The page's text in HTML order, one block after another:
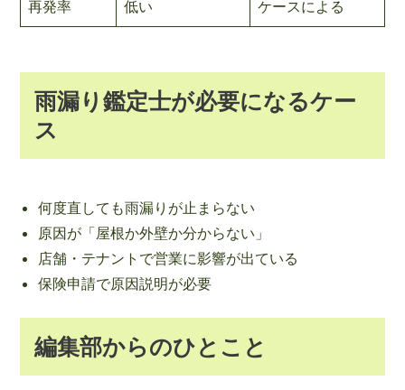
再発率 低い ケースによる
雨漏り鑑定士が必要になるケー
ス
何度直しても雨漏りが止まらない
原因が「屋根か外壁か分からない」
店舗・テナントで営業に影響が出ている
保険申請で原因説明が必要
編集部からのひとこと